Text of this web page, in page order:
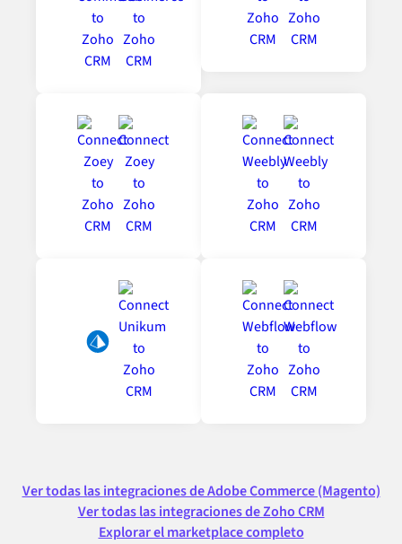
Ver todas las integraciones de Adobe Commerce (Magento)
Ver todas las integraciones de Zoho CRM
Explorar el marketplace completo